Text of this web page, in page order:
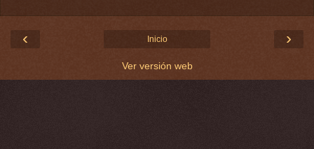
‹ ›
Inicio
Ver versión web